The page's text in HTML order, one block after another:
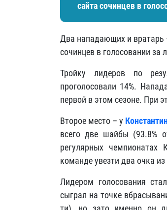
сайта сочинцев в
Два нападающих и вратарь
сочинцев в голосовании за
Тройку лидеров по
проголосовали 14%.
первой в этом сезоне. При
Второе место – у
всего две шайбы (93.8%
регулярных
команде увезти два очка
Лидером голосования стал
сыграл на точке